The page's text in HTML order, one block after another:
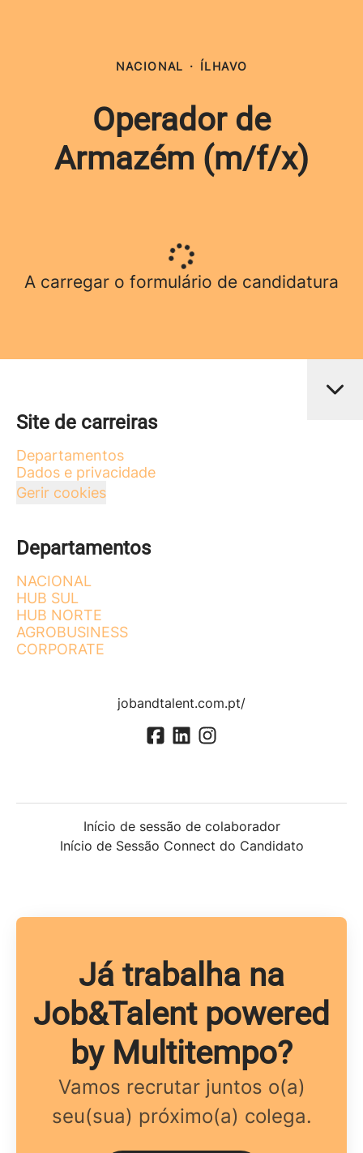
NACIONAL · ÍLHAVO
Operador de
Armazém (m/f/x)
A carregar o formulário de candidatura
Site de carreiras
Departamentos
Dados e privacidade
Gerir cookies
Departamentos
NACIONAL
HUB SUL
HUB NORTE
AGROBUSINESS
CORPORATE
jobandtalent.com.pt/
Início de sessão de colaborador
Início de Sessão Connect do Candidato
Já trabalha na
Job&Talent powered
by Multitempo?
Vamos recrutar juntos o(a)
seu(sua) próximo(a) colega.